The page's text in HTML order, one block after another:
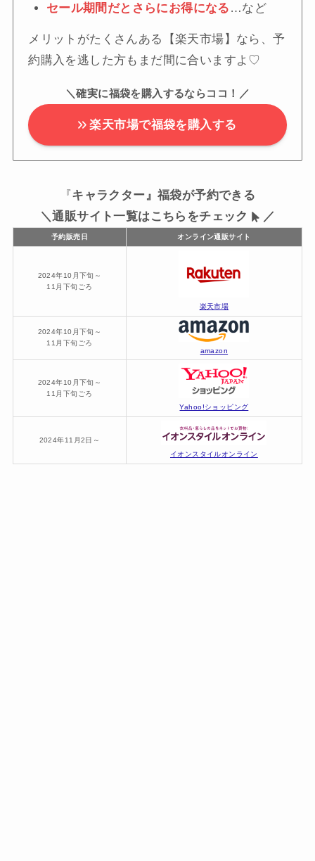
セール期間だとさらにお得になる …など
メリットがたくさんある【楽天市場】なら、予
約購入を逃した方もまだ間に合いますよ♡
＼確実に福袋を購入するならココ！／
楽天市場で福袋を購入する
『 キャラクター』福袋が予約できる
＼通販サイト一覧はこちらをチェック
／
予約販売日 オンライン通販サイト
2024年10月下旬～
11月下旬ごろ
楽天市場
2024年10月下旬～
11月下旬ごろ
amazon
2024年10月下旬～
11月下旬ごろ
Yahoo!ショッピング
2024年11月2日～
イオンスタイルオンライン